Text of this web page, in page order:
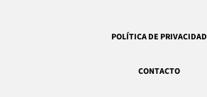
POLÍTICA DE PRIVACIDAD
CONTACTO